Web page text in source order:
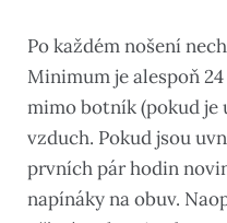
Po každém nošení
Minimum je alespoň
mimo botník (pokud je
vzduch. Pokud jsou
prvních pár hodin
napínáky na obuv.